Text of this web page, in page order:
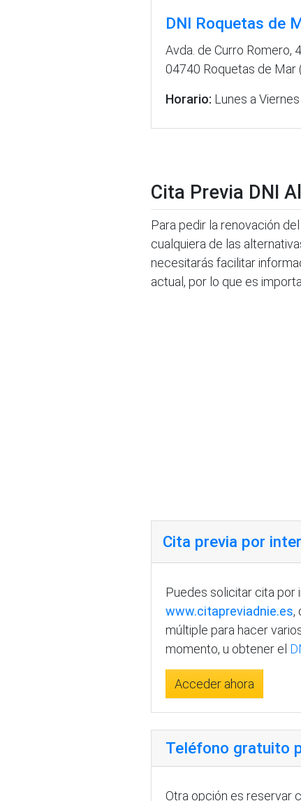
DNI Roquetas de
Avda. de Curro Romero,
04740 Roquetas de Mar
Horario: Lunes a
Cita Previa DNI
Para pedir la renovación
cualquiera de las
necesitarás facilitar
actual, por lo que es
Cita previa por
Puedes solicitar cita por
www.citapreviadnie.es,
múltiple para hacer
momento, u obtener el
Acceder ahora
Teléfono gratuito
Otra opción es reservar